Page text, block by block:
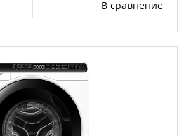
В сравнение